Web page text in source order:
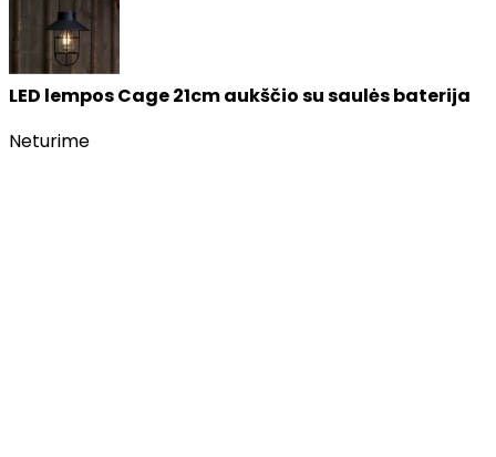
LED lempos Cage 21cm aukščio su saulės baterija
Neturime